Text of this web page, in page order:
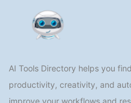
AI Tools Directory helps you
productivity, creativity, and